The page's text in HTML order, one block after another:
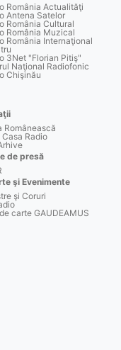
România Actualităţi
Antena Satelor
România Cultural
România Muzical
România Internaţional
3Net "Florian Pitiş"
Naţional Radiofonic
Chişinău
Românească
Casa Radio
de presă
şi Evenimente
şi Coruri
carte GAUDEAMUS